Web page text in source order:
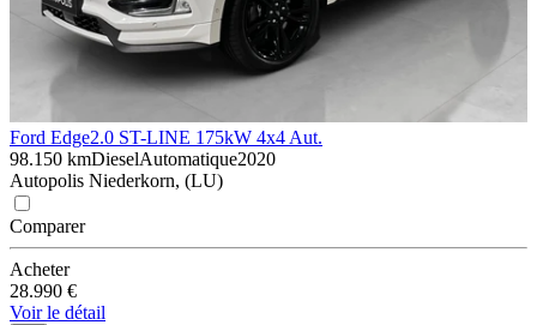
Ford Edge2.0 ST-LINE 175kW 4x4 Aut.
98.150 kmDieselAutomatique2020
Autopolis Niederkorn, (LU)
Comparer
Acheter
28.990 €
Voir le détail